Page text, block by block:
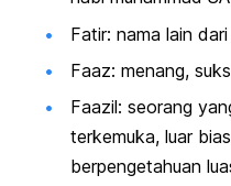
Fatir: nama lain
Faaz: menang,
Faazil: seorang
terkemuka, luar
berpengetahuan